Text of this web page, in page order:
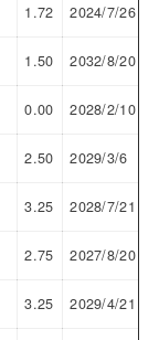
1.72 2024/7/26
1.50 2032/8/20
0.00 2028/2/10
2.50 2029/3/6
3.25 2028/7/21
2.75 2027/8/20
3.25 2029/4/21